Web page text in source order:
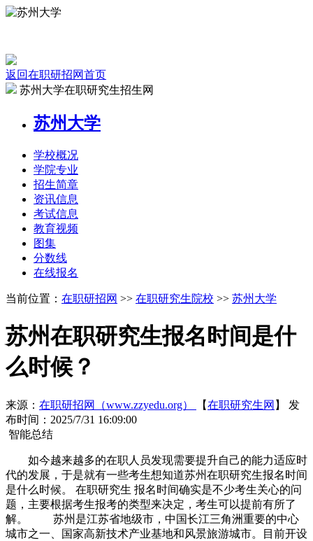
返回在职研招网首页
苏州大学在职研究生招生网
苏州大学
学校概况
学院专业
招生简章
资讯信息
考试信息
教育视频
图集
分数线
在线报名
当前位置： 在职研招网 >> 在职研究生院校 >> 苏州大学
苏州在职研究生报名时间是什
么时候？
来源： 在职研招网（www.zzyedu.org） 【在职研究生网 】
发
布时间：2025/7/31 16:09:00
智能总结
如今越来越多的在职人员发现需要提升自己的能力适应时
代的发展，于是就有一些考生想知道苏州在职研究生报名时间
是什么时候。 在职研究生 报名时间确实是不少考生关心的问
题，主要根据考生报考的类型来决定，考生可以提前有所了
解。 苏州是江苏省地级市，中国长江三角洲重要的中心
城市之一、国家高新技术产业基地和风景旅游城市。目前开设